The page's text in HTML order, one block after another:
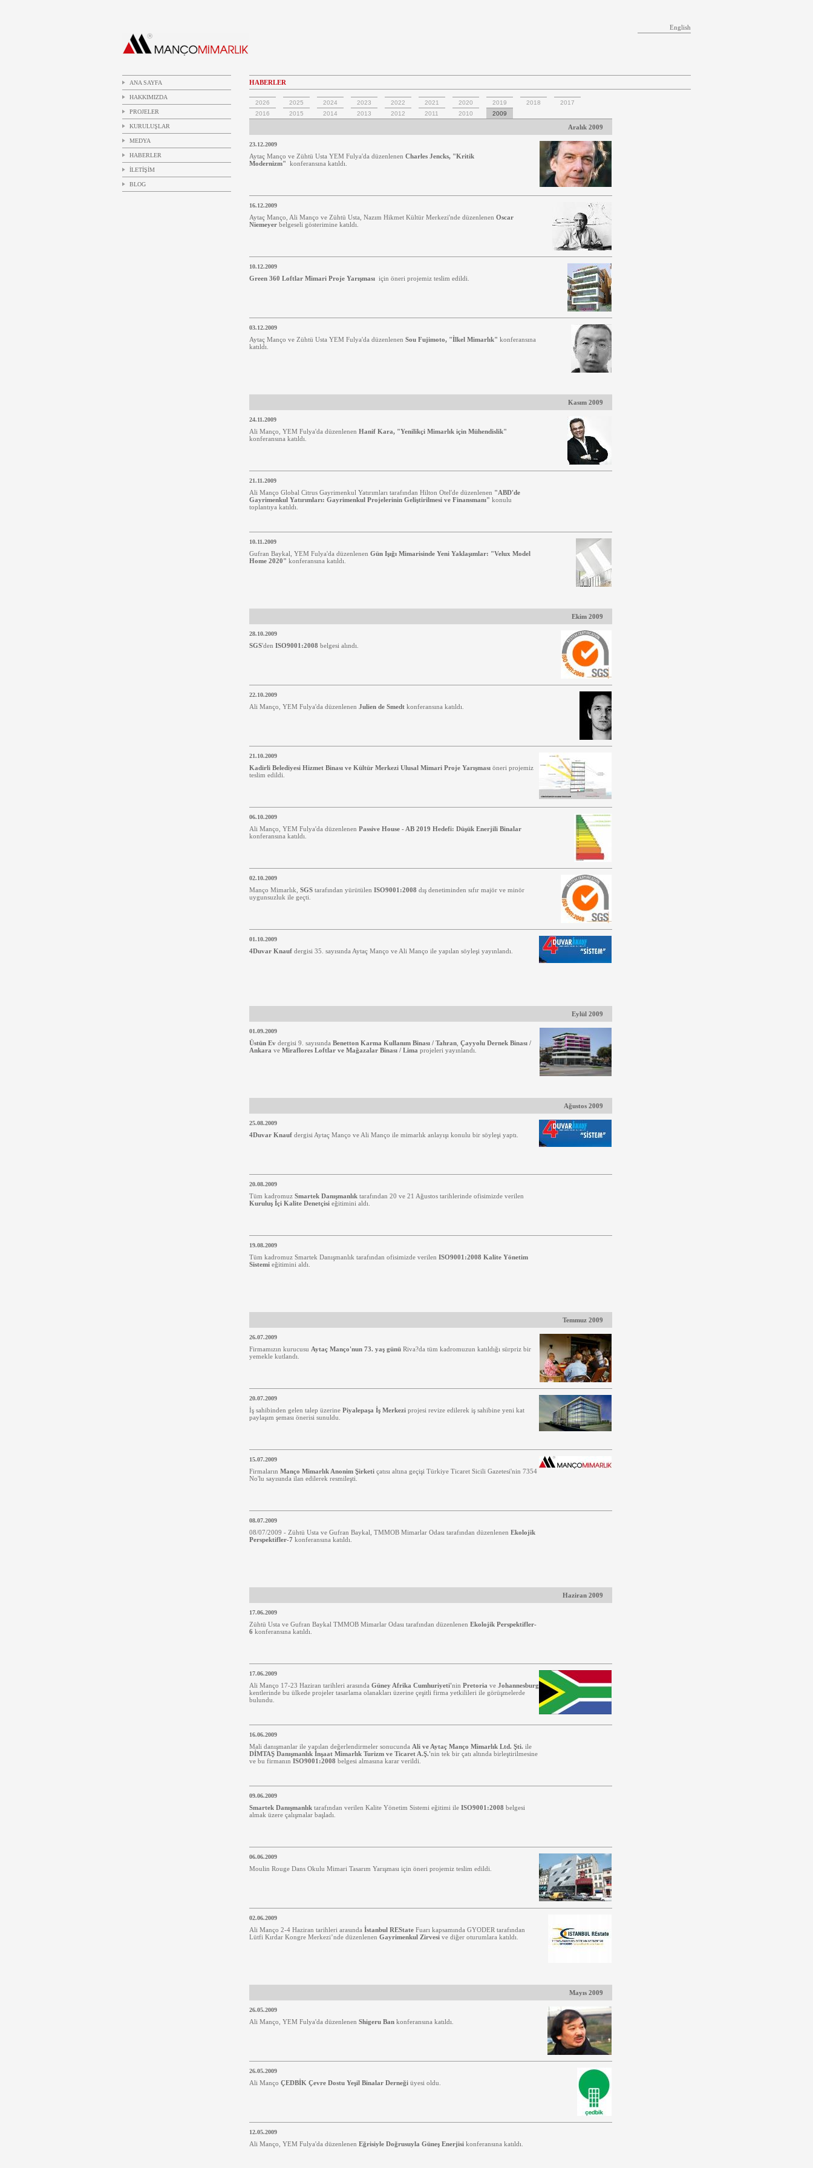
English
ANA SAYFA
HAKKIMIZDA
PROJELER
KURULUŞLAR
MEDYA
HABERLER
İLETİŞİM
BLOG
HABERLER
2026 2025 2024 2023 2022 2021 2020 2019 2018
2017
2016
2015 2014 2013 2012 2011 2010 2009
Aralık 2009
23.12.2009
Aytaç Manço ve Zühtü Usta YEM Fulya'da düzenlenen Charles Jencks, "Kritik
Modernizm" konferansına katıldı.
16.12.2009
Aytaç Manço, Ali Manço ve Zühtü Usta, Nazım Hikmet Kültür Merkezi'nde düzenlenen Oscar
Niemeyer belgeseli gösterimine katıldı.
10.12.2009
Green 360 Loftlar Mimari Proje Yarışması için öneri projemiz teslim edildi.
03.12.2009
Aytaç Manço ve Zühtü Usta YEM Fulya'da düzenlenen Sou Fujimoto, "İlkel Mimarlık" konferansına
katıldı.
Kasım 2009
24.11.2009
Ali Manço, YEM Fulya'da düzenlenen Hanif Kara, "Yenilikçi Mimarlık için Mühendislik"
konferansına katıldı.
21.11.2009
Ali Manço Global Citrus Gayrimenkul Yatırımları tarafından Hilton Otel'de düzenlenen "ABD'de
Gayrimenkul Yatırımları: Gayrimenkul Projelerinin Geliştirilmesi ve Finansmanı" konulu
toplantıya katıldı.
10.11.2009
Gufran Baykal, YEM Fulya'da düzenlenen Gün Işığı Mimarisinde Yeni Yaklaşımlar: "Velux Model
Home 2020" konferansına katıldı.
Ekim 2009
28.10.2009
SGS'den ISO9001:2008 belgesi alındı.
22.10.2009
Ali Manço, YEM Fulya'da düzenlenen Julien de Smedt konferansına katıldı.
21.10.2009
Kadirli Belediyesi Hizmet Binası ve Kültür Merkezi Ulusal Mimari Proje Yarışması öneri projemiz
teslim edildi.
06.10.2009
Ali Manço, YEM Fulya'da düzenlenen Passive House - AB 2019 Hedefi: Düşük Enerjili Binalar
konferansına katıldı.
02.10.2009
Manço Mimarlık, SGS tarafından yürütülen ISO9001:2008 dış denetiminden sıfır majör ve minör
uygunsuzluk ile geçti.
01.10.2009
4Duvar Knauf dergisi 35. sayısında Aytaç Manço ve Ali Manço ile yapılan söyleşi yayınlandı.
Eylül 2009
01.09.2009
Üstün Ev dergisi 9. sayısında Benetton Karma Kullanım Binası / Tahran Çayyolu Dernek Binası /
Ankara ve Miraflores Loftlar ve Mağazalar Binası / Lima projeleri yayınlandı.
Ağustos 2009
25.08.2009
4Duvar Knauf dergisi Aytaç Manço ve Ali Manço ile mimarlık anlayışı konulu bir söyleşi yaptı.
20.08.2009
Tüm kadromuz Smartek Danışmanlık tarafından 20 ve 21 Ağustos tarihlerinde ofisimizde verilen
Kuruluş İçi Kalite Denetçisi eğitimini aldı.
19.08.2009
Tüm kadromuz Smartek Danışmanlık tarafından ofisimizde verilen ISO9001:2008 Kalite Yönetim
Sistemi eğitimini aldı.
Temmuz 2009
26.07.2009
Firmamızın kurucusu Aytaç Manço'nun 73. yaş günü Riva?da tüm kadromuzun katıldığı sürpriz bir
yemekle kutlandı.
20.07.2009
İş sahibinden gelen talep üzerine Piyalepaşa İş Merkezi projesi revize edilerek iş sahibine yeni kat
paylaşım şeması önerisi sunuldu.
15.07.2009
Firmaların Manço Mimarlık Anonim Şirketi çatısı altına geçişi Türkiye Ticaret Sicili Gazetesi'nin 7354
No'lu sayısında ilan edilerek resmileşti.
08.07.2009
08/07/2009 - Zühtü Usta ve Gufran Baykal, TMMOB Mimarlar Odası tarafından düzenlenen Ekolojik
Perspektifler-7 konferansına katıldı.
Haziran 2009
17.06.2009
Zühtü Usta ve Gufran Baykal TMMOB Mimarlar Odası tarafından düzenlenen Ekolojik Perspektifler-
6 konferansına katıldı.
17.06.2009
Ali Manço 17-23 Haziran tarihleri arasında Güney Afrika Cumhuriyeti'nin Pretoria ve Johannesburg
kentlerinde bu ülkede projeler tasarlama olanakları üzerine çeşitli firma yetkilileri ile görüşmelerde
bulundu.
16.06.2009
Mali danışmanlar ile yapılan değerlendirmeler sonucunda Ali ve Aytaç Manço Mimarlık Ltd. Şti. ile
DİMTAŞ Danışmanlık İnşaat Mimarlık Turizm ve Ticaret A.Ş.'nin tek bir çatı altında birleştirilmesine
ve bu firmanın ISO9001:2008 belgesi almasına karar verildi.
09.06.2009
Smartek Danışmanlık tarafından verilen Kalite Yönetim Sistemi eğitimi ile ISO9001:2008 belgesi
almak üzere çalışmalar başladı.
06.06.2009
Moulin Rouge Dans Okulu Mimari Tasarım Yarışması için öneri projemiz teslim edildi.
02.06.2009
Ali Manço 2-4 Haziran tarihleri arasında İstanbul REState Fuarı kapsamında GYODER tarafından
Lütfi Kırdar Kongre Merkezi’nde düzenlenen Gayrimenkul Zirvesi ve diğer oturumlara katıldı.
Mayıs 2009
26.05.2009
Ali Manço, YEM Fulya'da düzenlenen Shigeru Ban konferansına katıldı.
26.05.2009
Ali Manço ÇEDBİK Çevre Dostu Yeşil Binalar Derneği üyesi oldu.
12.05.2009
Ali Manço, YEM Fulya'da düzenlenen Eğrisiyle Doğrusuyla Güneş Enerjisi konferansına katıldı.